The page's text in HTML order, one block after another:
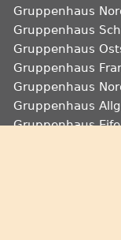
Gruppenhaus
Gruppenhaus
Gruppenhaus
Gruppenhaus
Gruppenhaus
Gruppenhaus
Gruppenhaus